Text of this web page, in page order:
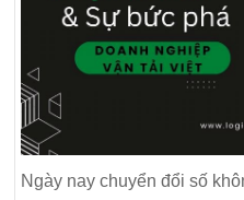
Ngày nay chuyển đổi số